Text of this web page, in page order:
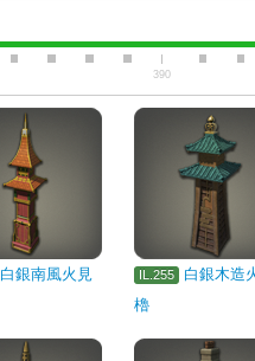
390
白銀南風火見
IL.255
白銀木造
櫓